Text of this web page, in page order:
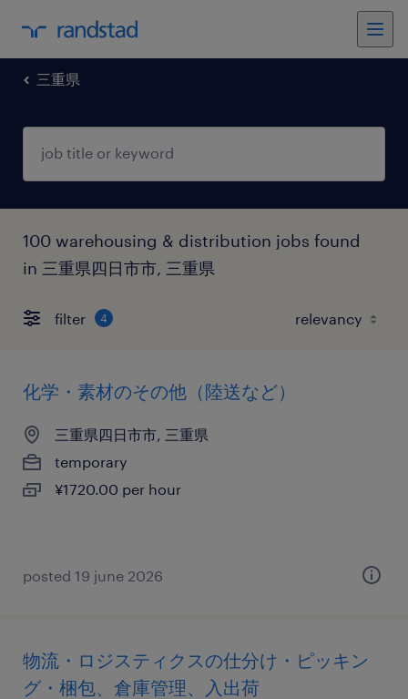
三重県
100 warehousing & distribution jobs found
in 三重県四日市市, 三重県
filter 4
化学・素材のその他（陸送など）
三重県四日市市, 三重県
temporary
¥1720.00 per hour
posted 19 june 2026
物流・ロジスティクスの仕分け・ピッキン
グ・梱包、倉庫管理、入出荷